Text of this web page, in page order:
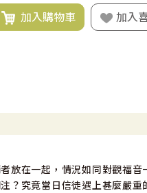
加入購物車 加入
放在一起，情況如同對觀福
？究竟當日信徒遇上甚麼嚴